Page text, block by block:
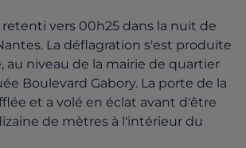
vers 00h25 dans la nuit de
La déflagration s'est produite
au niveau de la mairie de quartier
Boulevard Gabory. La porte de la
et a volé en éclat avant d'être
de mètres à l'intérieur du